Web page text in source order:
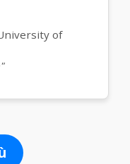
of